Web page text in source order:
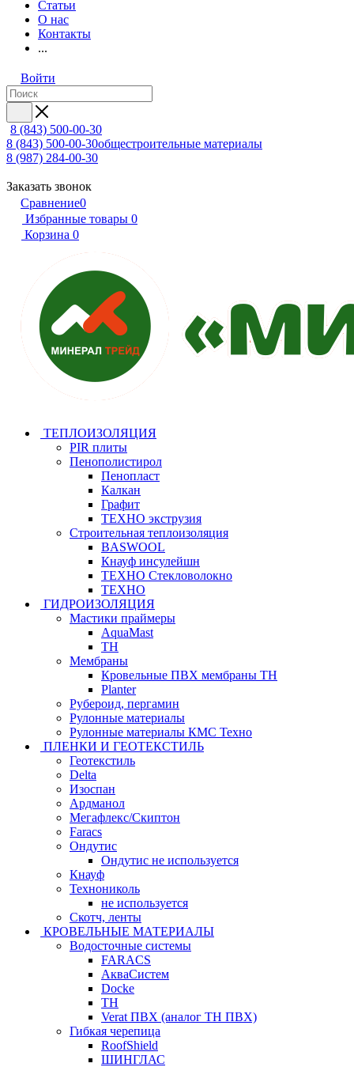
Статьи
О нас
Контакты
...
Войти
8 (843) 500-00-30
8 (843) 500-00-30общестроительные материалы
8 (987) 284-00-30
Заказать звонок
Сравнение0
Избранные товары 0
Корзина 0
ТЕПЛОИЗОЛЯЦИЯ
PIR плиты
Пенополистирол
Пенопласт
Калкан
Графит
ТЕХНО экструзия
Строительная теплоизоляция
BASWOOL
Кнауф инсулейшн
ТЕХНО Стекловолокно
ТЕХНО
ГИДРОИЗОЛЯЦИЯ
Мастики праймеры
AquaMast
ТН
Мембраны
Кровельные ПВХ мембраны ТН
Planter
Рубероид, пергамин
Рулонные материалы
Рулонные материалы КМС Техно
ПЛЕНКИ И ГЕОТЕКСТИЛЬ
Геотекстиль
Delta
Изоспан
Ардманол
Мегафлекс/Скиптон
Faracs
Ондутис
Ондутис не используется
Кнауф
Технониколь
не используется
Скотч, ленты
КРОВЕЛЬНЫЕ МАТЕРИАЛЫ
Водосточные системы
FARACS
АкваСистем
Docke
ТН
Verat ПВХ (аналог ТН ПВХ)
Гибкая черепица
RoofShield
ШИНГЛАС